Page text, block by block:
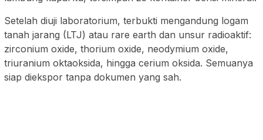
Setelah diuji laboratorium, terbukti mengandung logam
tanah jarang (LTJ) atau rare earth dan unsur radioaktif:
zirconium oxide, thorium oxide, neodymium oxide,
triuranium oktaoksida, hingga cerium oksida. Semuanya
siap diekspor tanpa dokumen yang sah.